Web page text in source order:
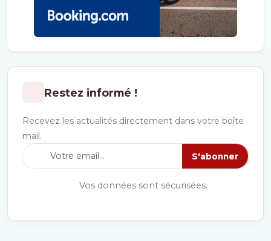
Restez informé !
Recevez les actualités directement dans votre boîte
mail.
S'abonner
Vos données sont sécurisées.